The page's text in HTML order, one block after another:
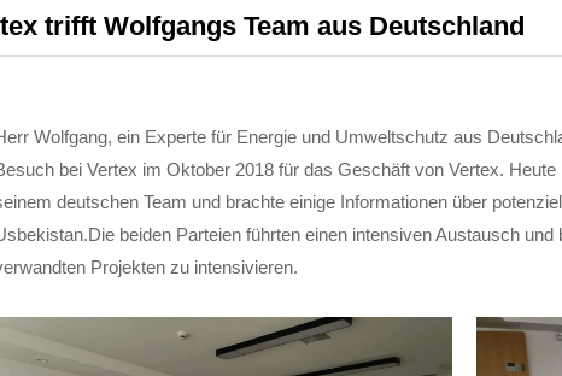
trifft Wolfgangs Team aus Deutschland
Wolfgang, ein Experte für Energie und Umweltschutz aus
bei Vertex im Oktober 2018 für das Geschäft von Vertex.
deutschen Team und brachte einige Informationen über
beiden Parteien führten einen intensiven Austausch
Projekten zu intensivieren.